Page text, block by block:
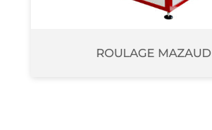
ROULAGE MAZAUD